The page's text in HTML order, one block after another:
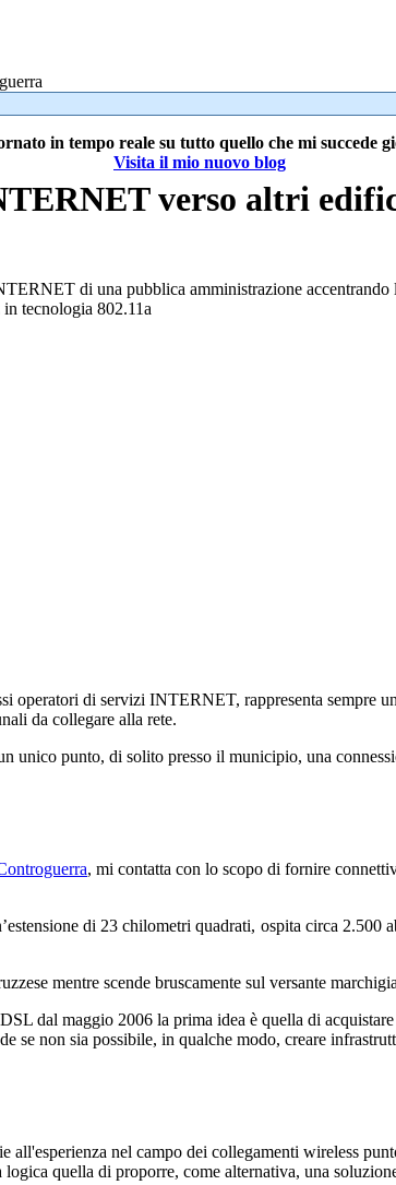
in tempo reale su tutto quello che mi succede
Visita il mio nuovo blog
verso altri
di una pubblica amministrazione
tecnologia 802.11a
operatori di servizi INTERNET, rappresenta sempre
da collegare alla rete.
unico punto, di solito presso il municipio, una
, mi contatta con lo scopo di fornire
di 23 chilometri quadrati, ospita circa 2.500
mentre scende bruscamente sul versante
dal maggio 2006 la prima idea è quella di
non sia possibile, in qualche modo, creare
nel campo dei collegamenti wireless
logica quella di proporre, come alternativa, una